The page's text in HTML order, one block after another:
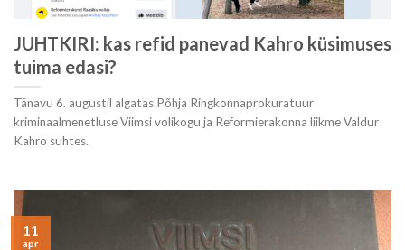
JUHTKIRI: kas refid panevad Kahro küsimuses
tuima edasi?
Tänavu 6. augustil algatas Põhja Ringkonnaprokuratuur
kriminaalmenetluse Viimsi volikogu ja Reformierakonna liikme Valdur
Kahro suhtes.
11
apr